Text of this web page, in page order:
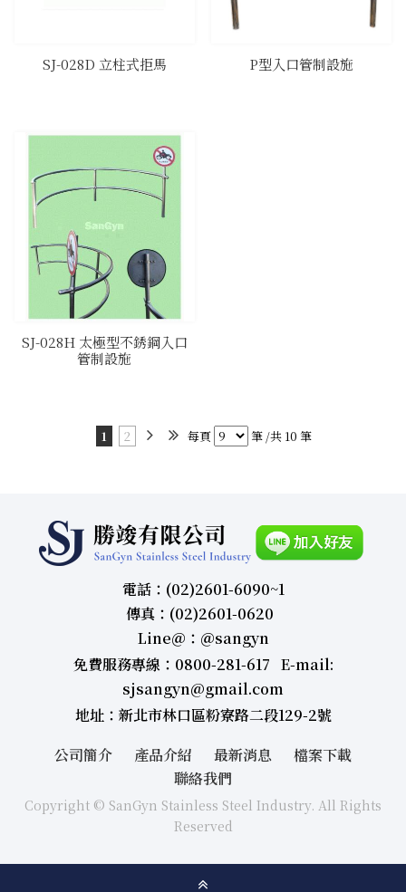
SJ-028D 立柱式拒馬 P型入口管制設施
SJ-028H 太極型不銹鋼入口
管制設施
1 2 每頁 筆 /共 10 筆
電話：(02)2601-6090~1
傳真：(02)2601-0620
Line＠：＠sangyn
免費服務專線：0800-281-617 E-mail:
sjsangyn@gmail.com
地址：新北市林口區粉寮路二段129-2號
公司簡介
產品介紹 最新消息
檔案下載
聯絡我們
Copyright © SanGyn Stainless Steel Industry. All Rights
Reserved